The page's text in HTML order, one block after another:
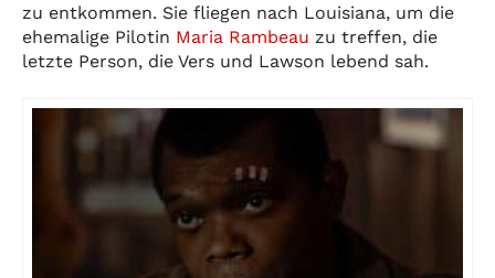
zu entkommen. Sie fliegen nach Louisiana, um die
ehemalige Pilotin Maria Rambeau zu treffen, die
letzte Person, die Vers und Lawson lebend sah.